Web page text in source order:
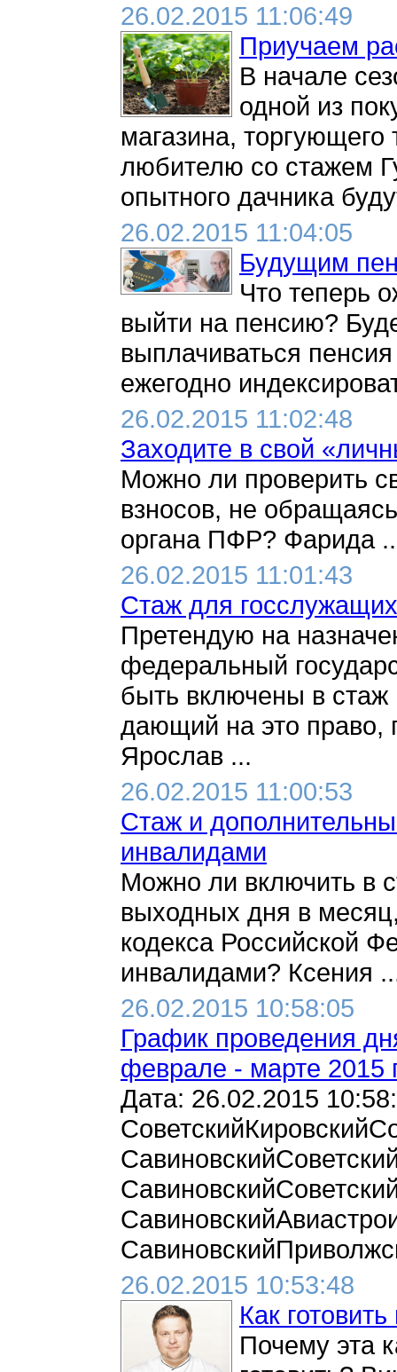
26.02.2015 11:06:49
Приучаем
В начале
одной из
магазина,
любителю со стажем
опытного дачника
26.02.2015 11:04:05
Будущим
Что теперь
выйти на пенсию?
выплачиваться
ежегодно
26.02.2015 11:02:48
Заходите в свой
Можно ли проверить
взносов, не
органа ПФР? Фарида
26.02.2015 11:01:43
Стаж для госслужащих
Претендую на
федеральный
быть включены в стаж
дающий на это право,
Ярослав ...
26.02.2015 11:00:53
Стаж и
инвалидами
Можно ли включить в
выходных дня в
кодекса Российской
инвалидами? Ксения
26.02.2015 10:58:05
График проведения
феврале - марте 2015
Дата: 26.02.2015
26.02.2015 10:53:48
Как
Почему эта